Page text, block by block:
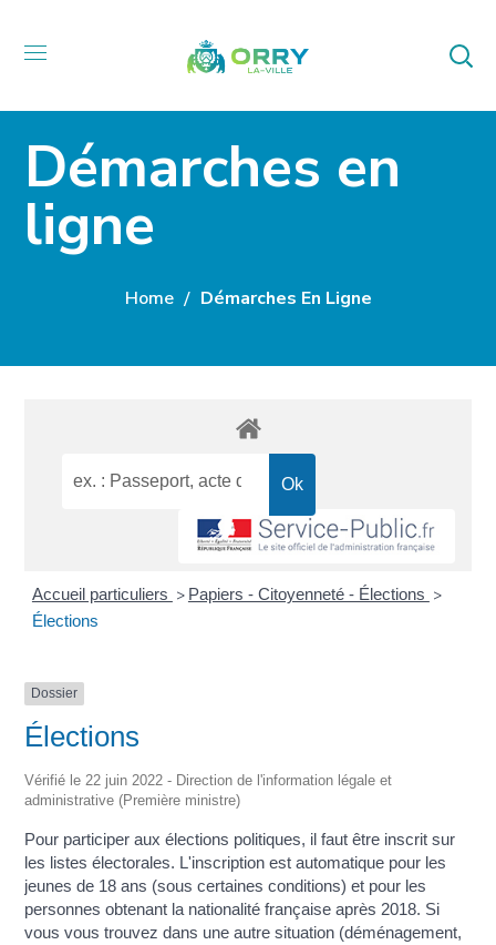
Démarches en
ligne
Home Démarches En Ligne
Accueil particuliers > Papiers - Citoyenneté - Élections >
Élections
Dossier
Élections
Vérifié le 22 juin 2022 - Direction de l'information légale et
administrative (Première ministre)
Pour participer aux élections politiques, il faut être inscrit sur
les listes électorales. L'inscription est automatique pour les
jeunes de 18 ans (sous certaines conditions) et pour les
personnes obtenant la nationalité française après 2018. Si
vous vous trouvez dans une autre situation (déménagement,